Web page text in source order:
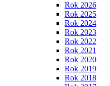
Rok 2026
Rok 2025
Rok 2024
Rok 2023
Rok 2022
Rok 2021
Rok 2020
Rok 2019
Rok 2018